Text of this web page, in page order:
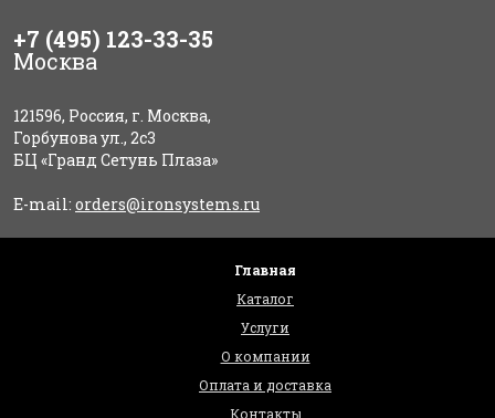
+7 (495) 123-33-35
Москва
121596, Россия, г. Москва,
Горбунова ул., 2с3
БЦ «Гранд Сетунь Плаза»
E-mail: orders@ironsystems.ru
Главная
Каталог
Услуги
О компании
Оплата и доставка
Контакты